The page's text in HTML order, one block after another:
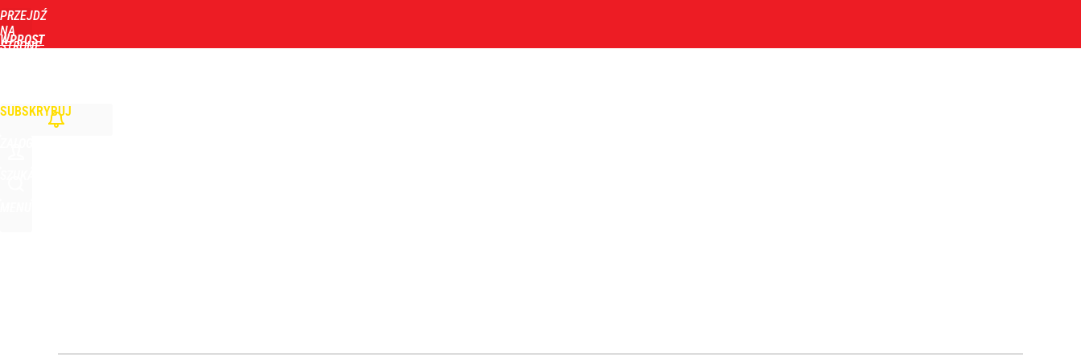
PRZEJDŹ
NA
STRONĘ
WPROST
SUBSKRYBUJ
dodaj